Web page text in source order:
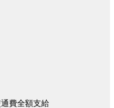
費全額支給